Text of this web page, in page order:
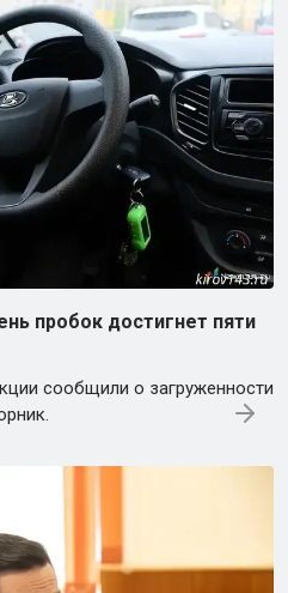
пробок достигнет пяти
сообщили о загруженности